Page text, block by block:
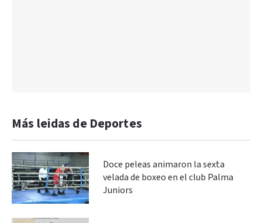
Más leidas de Deportes
Doce peleas animaron la sexta
velada de boxeo en el club Palma
Juniors